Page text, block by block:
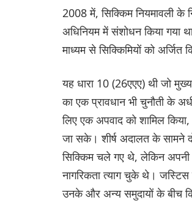
2008 में, सिक्किम नियमावली
अधिनियम में संशोधन किया गया
माध्यम से सिक्किमियों को
यह धारा 10 (26एएए) थी जो
का एक प्रावधान भी चुनौती के
लिए एक अपवाद को शामिल किया,
जा सके। शीर्ष अदालत के सामने
सिक्किम चले गए थे, लेकिन अपनी
नागरिकता त्याग चुके थे।
उनके और अन्य समुदायों के बीच